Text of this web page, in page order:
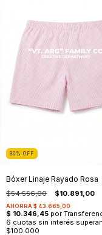
80 % OFF
Bóxer Linaje Rayado Rosa
$54.556,00 $10.891,00